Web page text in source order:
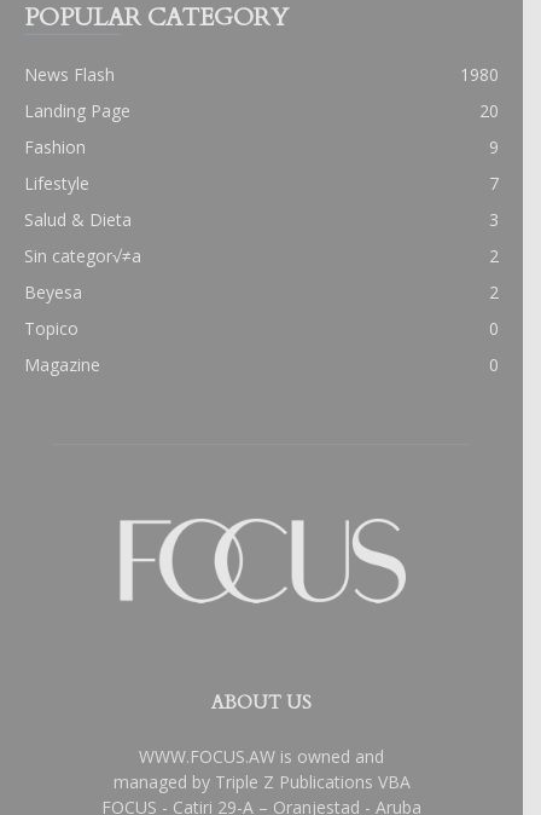
POPULAR CATEGORY
News Flash
1980
Landing Page
20
Fashion
9
Lifestyle
7
Salud & Dieta
3
Sin categor√≠a
2
Beyesa
2
Topico
0
Magazine
0
ABOUT US
WWW.FOCUS.AW is owned and
managed by Triple Z Publications VBA
FOCUS - Catiri 29-A – Oranjestad - Aruba